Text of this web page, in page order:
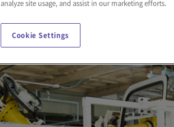
analyze site usage, and assist in our marketing efforts.
Cookie Settings